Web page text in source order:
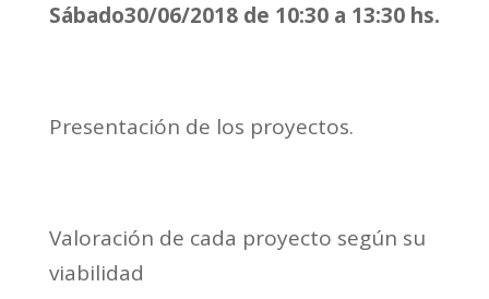
Sábado30/06/2018 de 10:30 a 13:30 hs.
Presentación de los proyectos.
Valoración de cada proyecto según su
viabilidad